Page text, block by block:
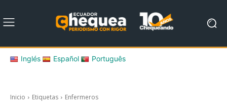
Inglés Español Português
Inicio Etiquetas Enfermeros